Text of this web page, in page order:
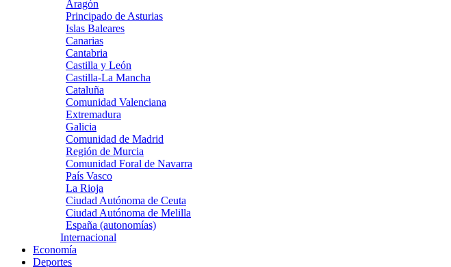
Aragón
Principado de Asturias
Islas Baleares
Canarias
Cantabria
Castilla y León
Castilla-La Mancha
Cataluña
Comunidad Valenciana
Extremadura
Galicia
Comunidad de Madrid
Región de Murcia
Comunidad Foral de Navarra
País Vasco
La Rioja
Ciudad Autónoma de Ceuta
Ciudad Autónoma de Melilla
España (autonomías)
Internacional
Economía
Deportes